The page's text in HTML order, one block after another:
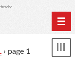
› page 1